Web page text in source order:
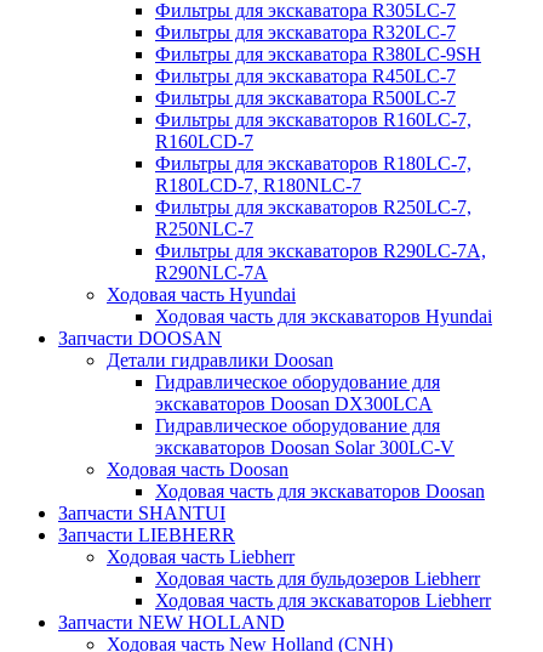
Фильтры для экскаватора R305LC-7
Фильтры для экскаватора R320LC-7
Фильтры для экскаватора R380LC-9SH
Фильтры для экскаватора R450LC-7
Фильтры для экскаватора R500LC-7
Фильтры для экскаваторов R160LC-7,
R160LCD-7
Фильтры для экскаваторов R180LC-7,
R180LCD-7, R180NLC-7
Фильтры для экскаваторов R250LC-7,
R250NLC-7
Фильтры для экскаваторов R290LC-7A,
R290NLC-7A
Ходовая часть Hyundai
Ходовая часть для экскаваторов Hyundai
Запчасти DOOSAN
Детали гидравлики Doosan
Гидравлическое оборудование для
экскаваторов Doosan DX300LCA
Гидравлическое оборудование для
экскаваторов Doosan Solar 300LC-V
Ходовая часть Doosan
Ходовая часть для экскаваторов Doosan
Запчасти SHANTUI
Запчасти LIEBHERR
Ходовая часть Liebherr
Ходовая часть для бульдозеров Liebherr
Ходовая часть для экскаваторов Liebherr
Запчасти NEW HOLLAND
Ходовая часть New Holland (CNH)